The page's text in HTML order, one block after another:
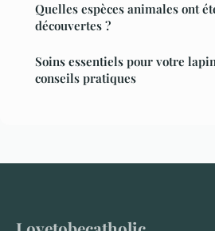
Quelles espèces animales ont
découvertes ?
Soins essentiels pour votre
conseils pratiques